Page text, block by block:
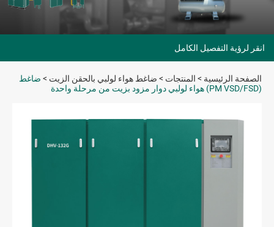
انقر لرؤية التفصيل الكامل
الصفحة الرئيسية > المنتجات > ضاغط هواء لولبي بالحقن الزيت > ضاغط
هواء لولبي دوار مزود بزيت من مرحلة واحدة (PM VSD/FSD)